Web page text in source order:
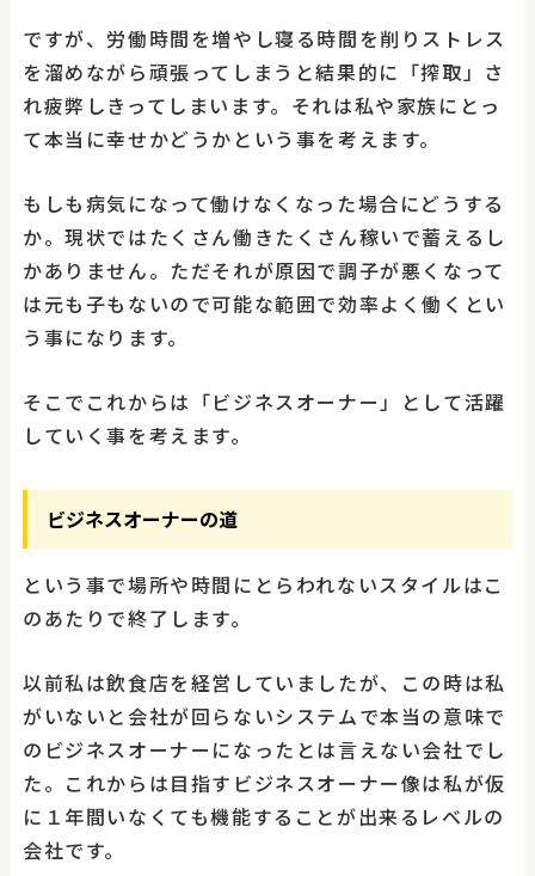
ですが、労働時間を増やし寝る時間を削りストレス
を溜めながら頑張ってしまうと結果的に「搾取」さ
れ疲弊しきってしまいます。それは私や家族にとっ
て本当に幸せかどうかという事を考えます。
もしも病気になって働けなくなった場合にどうする
か。現状ではたくさん働きたくさん稼いで蓄えるし
かありません。ただそれが原因で調子が悪くなって
は元も子もないので可能な範囲で効率よく働くとい
う事になります。
そこでこれからは「ビジネスオーナー」として活躍
していく事を考えます。
ビジネスオーナーの道
という事で場所や時間にとらわれないスタイルはこ
のあたりで終了します。
以前私は飲食店を経営していましたが、この時は私
がいないと会社が回らないシステムで本当の意味で
のビジネスオーナーになったとは言えない会社でし
た。これからは目指すビジネスオーナー像は私が仮
に１年間いなくても機能することが出来るレベルの
会社です。